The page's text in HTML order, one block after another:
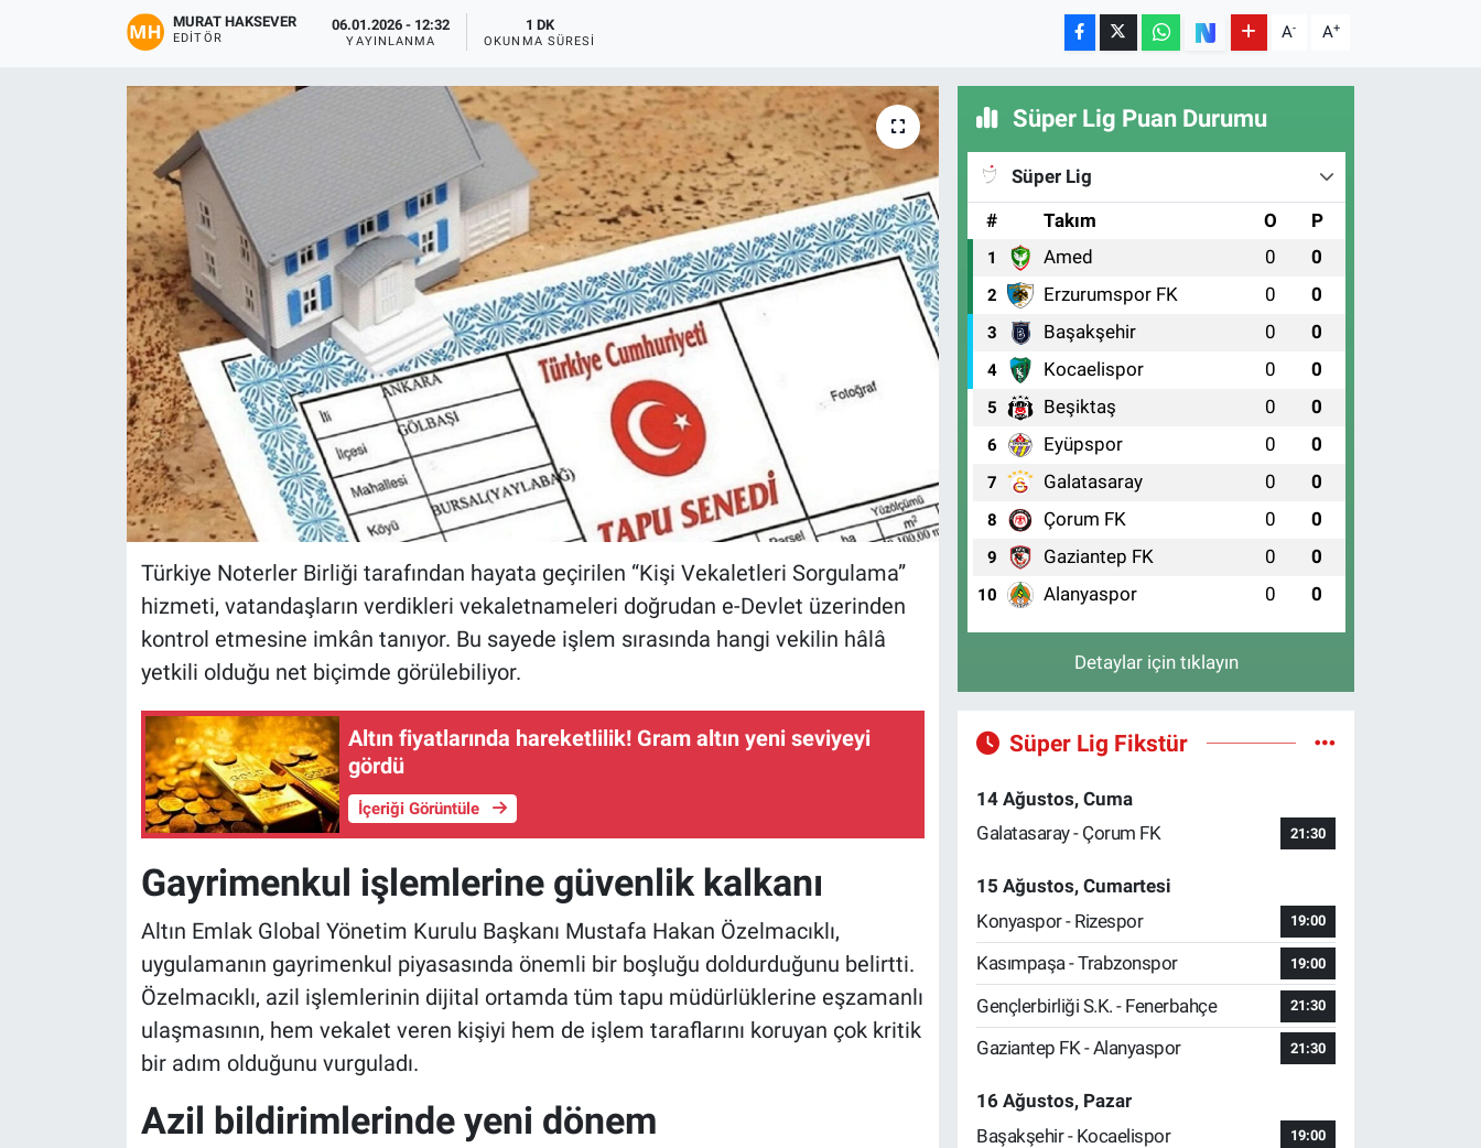
MURAT HAKSEVER
EDITÖR
06.01.2026 - 12:32
YAYINLANMA
1 DK
OKUNMA SÜRESI A- A+
Türkiye Noterler Birliği tarafından hayata geçirilen “Kişi Vekaletleri Sorgulama”
hizmeti, vatandaşların verdikleri vekaletnameleri doğrudan e-Devlet üzerinden
kontrol etmesine imkân tanıyor. Bu sayede işlem sırasında hangi vekilin hâlâ
yetkili olduğu net biçimde görülebiliyor.
Altın fiyatlarında hareketlilik! Gram altın yeni seviyeyi
gördü
İçeriği Görüntüle
Gayrimenkul işlemlerine güvenlik kalkanı
Altın Emlak Global Yönetim Kurulu Başkanı Mustafa Hakan Özelmacıklı,
uygulamanın gayrimenkul piyasasında önemli bir boşluğu doldurduğunu belirtti.
Özelmacıklı, azil işlemlerinin dijital ortamda tüm tapu müdürlüklerine eşzamanlı
ulaşmasının, hem vekalet veren kişiyi hem de işlem taraflarını koruyan çok kritik
bir adım olduğunu vurguladı.
Azil bildirimlerinde yeni dönem
Süper Lig Puan Durumu
Süper Lig
#
Takım O P
1 Amed 0 0
2 Erzurumspor FK 0 0
3 Başakşehir 0 0
4 Kocaelispor 0 0
5 Beşiktaş 0 0
6 Eyüpspor 0 0
7 Galatasaray 0 0
8 Çorum FK 0 0
9 Gaziantep FK 0 0
10 Alanyaspor 0 0
Detaylar için tıklayın
Süper Lig Fikstür
14 Ağustos, Cuma
Galatasaray - Çorum FK
21:30
15 Ağustos, Cumartesi
Konyaspor - Rizespor
19:00
Kasımpaşa - Trabzonspor 19:00
Gençlerbirliği S.K. - Fenerbahçe 21:30
Gaziantep FK - Alanyaspor 21:30
16 Ağustos, Pazar
Başakşehir - Kocaelispor
19:00
Gündem
Kültür-Sanat
Magazin
Politika
Resmi İlanlar